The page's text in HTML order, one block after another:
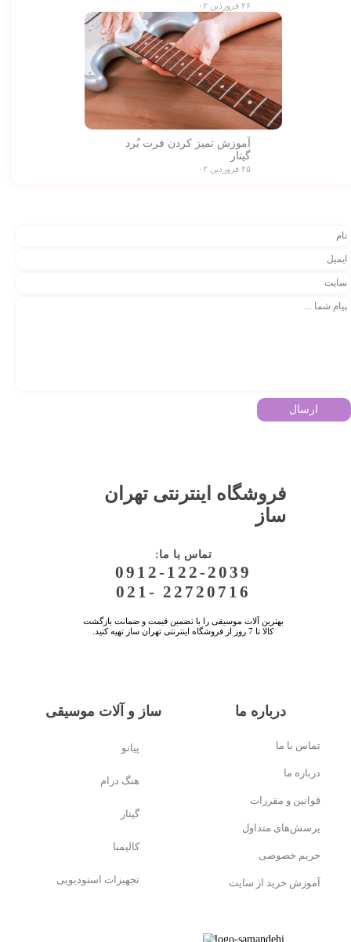
۲۶ فروردین ۰۲
آموزش تمیز کردن فرت بُرد
گیتار
۲۵ فروردین ۰۲
ارسال
فروشگاه اینترنتی تهران
ساز
:تماس با ما
0912-122-2039
021- 22720716
بهترین آلات موسیقی را با تضمین قیمت و ضمانت بازگشت
کالا تا 7 روز از فروشگاه اینترنتی تهران ساز تهیه کنید.
تماس با ما
درباره ما
قوانین و مقررات
پرسش‌های متداول
حریم خصوصی
آموزش خرید از سایت
درباره ما ساز و آلات موسیقی
پیانو
هنگ درام
گیتار
کالیمبا
تجهیزات استودیویی